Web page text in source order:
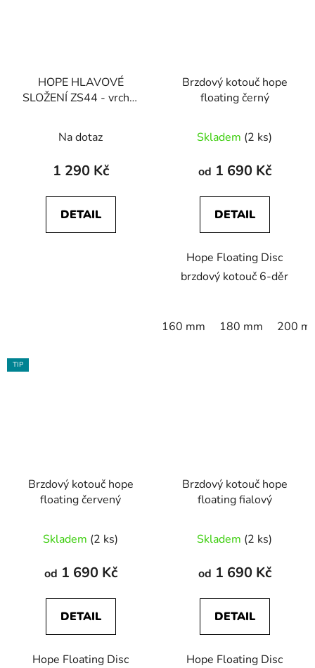
HOPE HLAVOVÉ
SLOŽENÍ ZS44 - vrchní
Na dotaz
1 290 Kč
DETAIL
Brzdový kotouč hope
floating černý
hodnocení
produktu
3,5
z
hvězdiček.
Skladem (2 ks)
od 1 690 Kč
DETAIL
Hope Floating Disc
brzdový kotouč 6-děr
160 mm 180 mm 200
TIP
Brzdový kotouč hope
floating červený
Skladem (2 ks)
od 1 690 Kč
DETAIL
Hope Floating Disc
Brzdový kotouč hope
floating fialový
Skladem (2 ks)
od 1 690 Kč
DETAIL
Hope Floating Disc